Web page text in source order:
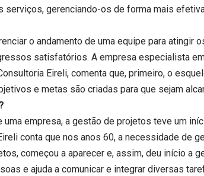
serviços, gerenciando-os de forma mais
o andamento de uma equipe para atingir
satisfatórios. A empresa especialista
Eireli, comenta que, primeiro, o
e metas são criadas para que sejam
empresa, a gestão de projetos teve um
conta que nos anos 60, a necessidade de
começou a aparecer e, assim, deu início a
e ajuda a comunicar e integrar diversas